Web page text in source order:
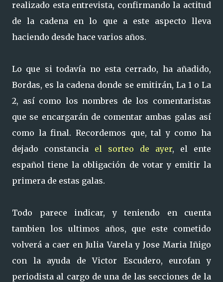
realizado esta entrevista, confirmando la actitud
de la cadena en lo que a este aspecto lleva
haciendo desde hace varios años.
Lo que si todavía no esta cerrado, ha añadido,
Bordas, es la cadena donde se emitirán, La 1 o La
2, así como los nombres de los comentaristas
que se encargarán de comentar ambas galas así
como la final. Recordemos que, tal y como ha
dejado constancia el sorteo de ayer, el ente
español tiene la obligación de votar y emitir la
primera de estas galas.
Todo parece indicar, y teniendo en cuenta
tambien los ultimos años, que este cometido
volverá a caer en Julia Varela y Jose Maria Iñigo
con la ayuda de Victor Escudero, eurofan y
periodista al cargo de una de las secciones de la